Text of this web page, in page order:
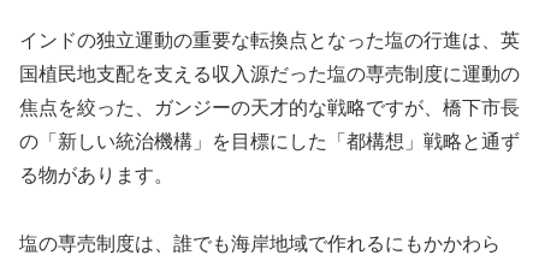
インドの独立運動の重要な転換点となった塩の行進は、英
国植民地支配を支える収入源だった塩の専売制度に運動の
焦点を絞った、ガンジーの天才的な戦略ですが、橋下市長
の「新しい統治機構」を目標にした「都構想」戦略と通ず
る物があります。
塩の専売制度は、誰でも海岸地域で作れるにもかかわら